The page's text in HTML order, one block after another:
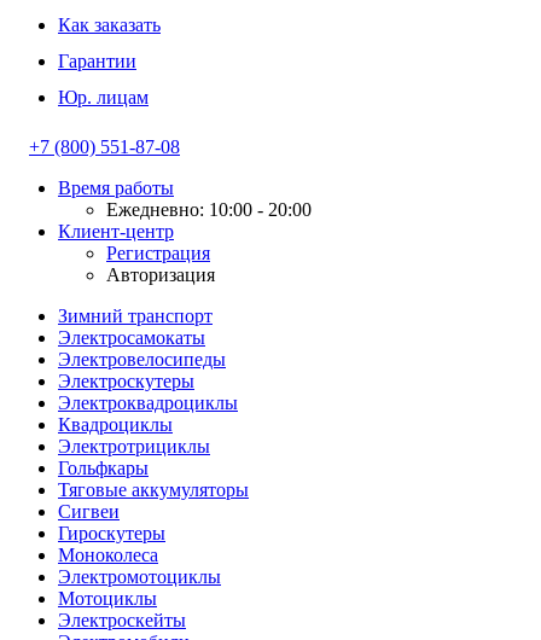
Как заказать
Гарантии
Юр. лицам
+7 (800) 551-87-08
Время работы
Ежедневно: 10:00 - 20:00
Клиент-центр
Регистрация
Авторизация
Зимний транспорт
Электросамокаты
Электровелосипеды
Электроскутеры
Электроквадроциклы
Квадроциклы
Электротрициклы
Гольфкары
Тяговые аккумуляторы
Сигвеи
Гироскутеры
Моноколеса
Электромотоциклы
Мотоциклы
Электроскейты